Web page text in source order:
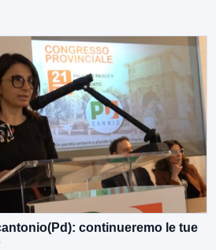
continueremo le tue